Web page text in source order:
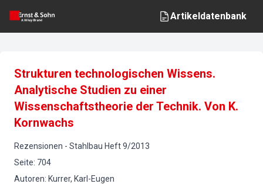
Artikeldatenbank
Strukturen technologischen Wissens.
Analytische Studien zu einer
Wissenschaftstheorie der Technik. Von K.
Kornwachs
Rezensionen - Stahlbau Heft9/2013
Seite: 704
Autoren: Kurrer, Karl-Eugen